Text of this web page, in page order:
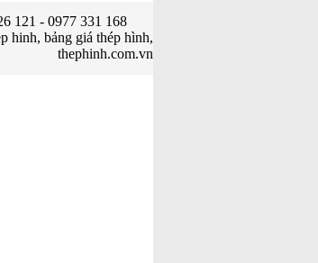
121 - 0977 331 168
hinh, bảng giá thép hình,
thephinh.com.vn